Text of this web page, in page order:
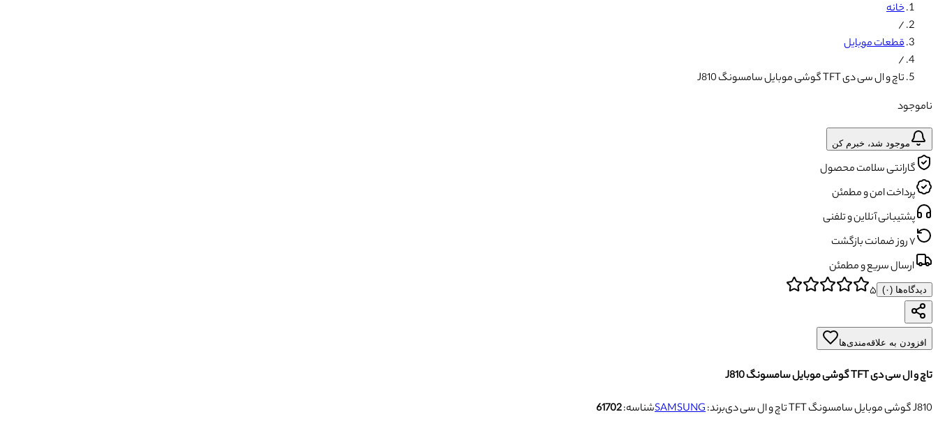
خانه
/
قطعات موبایل
/
تاچ و ال سی دی TFT گوشی موبایل سامسونگ J810
ناموجود
موجود شد، خبرم کن
گارانتی سلامت محصول
پرداخت امن و مطمئن
پشتیبانی آنلاین و تلفنی
۷ روز ضمانت بازگشت
ارسال سریع و مطمئن
دیدگاه‌ها (۰) ۵
افزودن به علاقه‌مندی‌ها
تاچ و ال سی دی TFT گوشی موبایل سامسونگ J810
تاچ و ال سی دی TFT گوشی موبایل سامسونگ J810
برند:SAMSUNGشناسه:61702